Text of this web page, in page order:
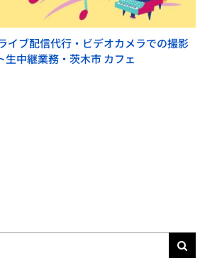
イブ配信代行・ビデオカメラでの撮影
生中継業務・茨木市 カフェ